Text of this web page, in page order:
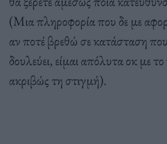
(Μια πληροφορία που δε με
αν ποτέ βρεθώ σε κατάσταση
δουλεύει, είμαι απόλυτα οκ με
ακριβώς τη στιγμή).